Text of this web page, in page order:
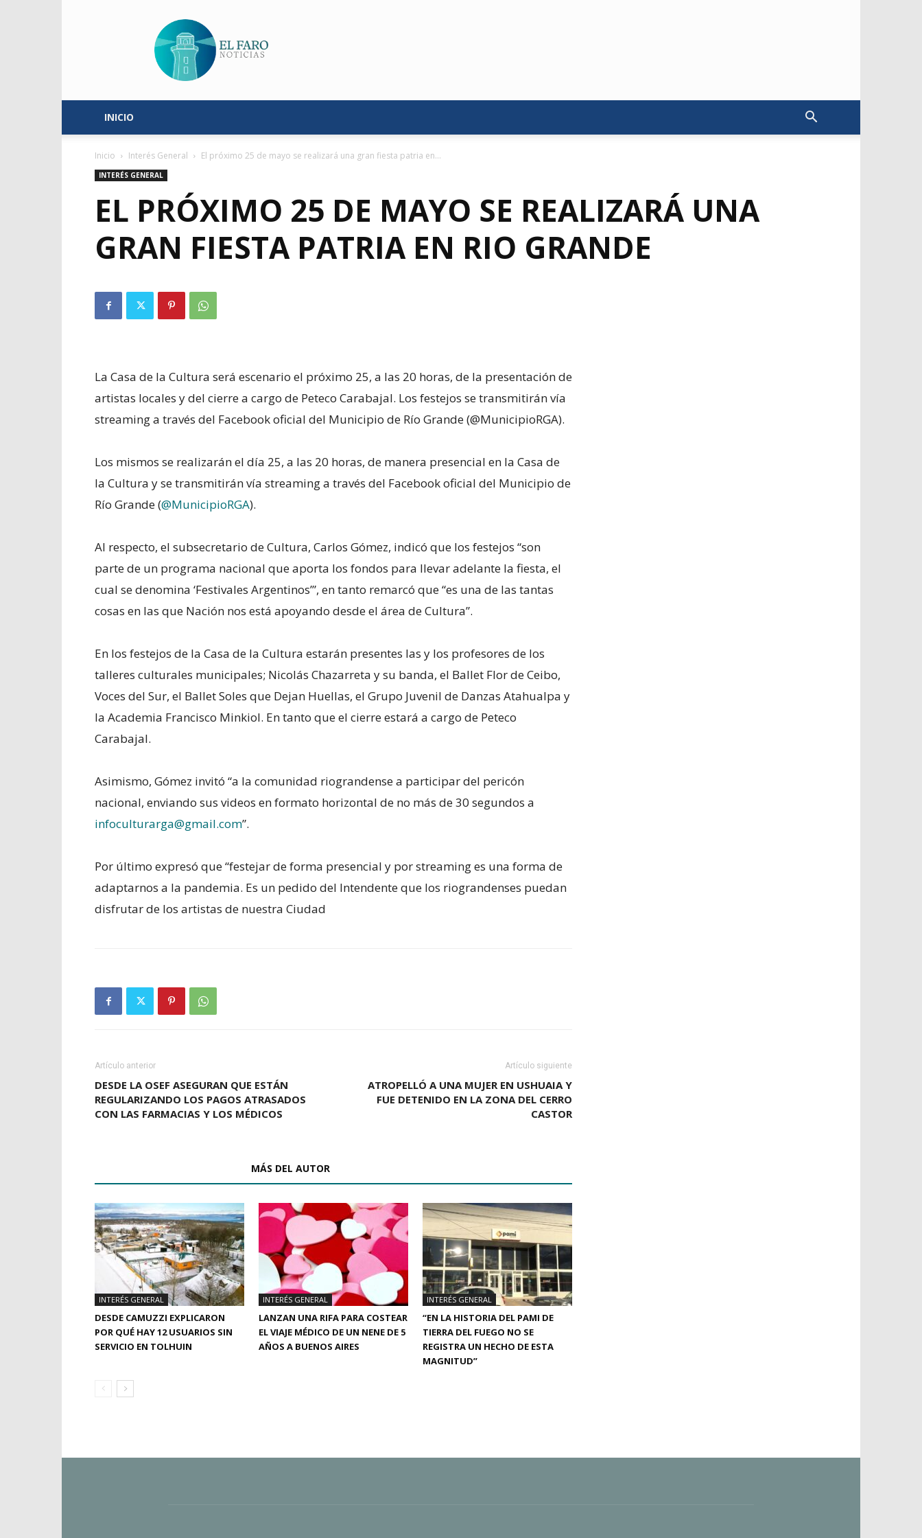
Faro
Noticias
INICIO
Inicio Interés General El próximo 25 de mayo se realizará una gran fiesta patria en...
INTERÉS GENERAL
EL PRÓXIMO 25 DE MAYO SE REALIZARÁ UNA
GRAN FIESTA PATRIA EN RIO GRANDE
La Casa de la Cultura será escenario el próximo 25, a las 20 horas, de la presentación de
artistas locales y del cierre a cargo de Peteco Carabajal. Los festejos se transmitirán vía
streaming a través del Facebook oficial del Municipio de Río Grande (@MunicipioRGA).
Los mismos se realizarán el día 25, a las 20 horas, de manera presencial en la Casa de
la Cultura y se transmitirán vía streaming a través del Facebook oficial del Municipio de
Río Grande (@MunicipioRGA).
Al respecto, el subsecretario de Cultura, Carlos Gómez, indicó que los festejos “son
parte de un programa nacional que aporta los fondos para llevar adelante la fiesta, el
cual se denomina ‘Festivales Argentinos’”, en tanto remarcó que “es una de las tantas
cosas en las que Nación nos está apoyando desde el área de Cultura”.
En los festejos de la Casa de la Cultura estarán presentes las y los profesores de los
talleres culturales municipales; Nicolás Chazarreta y su banda, el Ballet Flor de Ceibo,
Voces del Sur, el Ballet Soles que Dejan Huellas, el Grupo Juvenil de Danzas Atahualpa y
la Academia Francisco Minkiol. En tanto que el cierre estará a cargo de Peteco
Carabajal.
Asimismo, Gómez invitó “a la comunidad riograndense a participar del pericón
nacional, enviando sus videos en formato horizontal de no más de 30 segundos a
infoculturarga@gmail.com”.
Por último expresó que “festejar de forma presencial y por streaming es una forma de
adaptarnos a la pandemia. Es un pedido del Intendente que los riograndenses puedan
disfrutar de los artistas de nuestra Ciudad
Artículo anterior
DESDE LA OSEF ASEGURAN QUE ESTÁN
REGULARIZANDO LOS PAGOS ATRASADOS
CON LAS FARMACIAS Y LOS MÉDICOS
Artículo siguiente
ATROPELLÓ A UNA MUJER EN USHUAIA Y
FUE DETENIDO EN LA ZONA DEL CERRO
CASTOR
MÁS DEL AUTOR
INTERÉS GENERAL
DESDE CAMUZZI EXPLICARON
POR QUÉ HAY 12 USUARIOS SIN
SERVICIO EN TOLHUIN
INTERÉS GENERAL
LANZAN UNA RIFA PARA COSTEAR
EL VIAJE MÉDICO DE UN NENE DE 5
AÑOS A BUENOS AIRES
INTERÉS GENERAL
“EN LA HISTORIA DEL PAMI DE
TIERRA DEL FUEGO NO SE
REGISTRA UN HECHO DE ESTA
MAGNITUD”